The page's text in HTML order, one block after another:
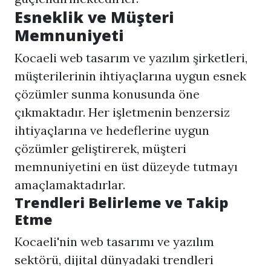
Esneklik ve Müşteri
Memnuniyeti
Kocaeli web tasarım ve yazılım şirketleri,
müşterilerinin ihtiyaçlarına uygun esnek
çözümler sunma konusunda öne
çıkmaktadır. Her işletmenin benzersiz
ihtiyaçlarına ve hedeflerine uygun
çözümler geliştirerek, müşteri
memnuniyetini en üst düzeyde tutmayı
amaçlamaktadırlar.
Trendleri Belirleme ve Takip
Etme
Kocaeli'nin web tasarımı ve yazılım
sektörü, dijital dünyadaki trendleri